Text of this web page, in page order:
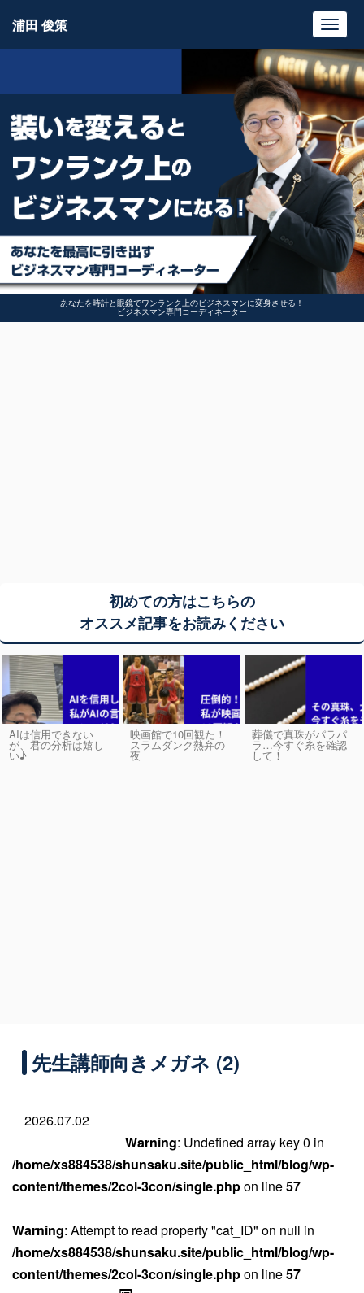
あなたを時計と眼鏡でワンランク上のビジネスマンに変身させる！
ビジネスマン専門コーディネーター
浦田 俊策
初めての方はこちらの
オススメ記事をお読みください
AIは信用できない
が、君の分析は嬉し
い♪
映画館で10回観た！
スラムダンク熱弁の
夜
葬儀で真珠がパラパ
ラ…今すぐ糸を確認
して！
先生講師向きメガネ (2)
2026.07.02
Warning: Undefined array key 0 in
/home/xs884538/shunsaku.site/public_html/blog/wp-
content/themes/2col-3con/single.phpon line57
Warning: Attempt to read property "cat_ID" on null in
/home/xs884538/shunsaku.site/public_html/blog/wp-
content/themes/2col-3con/single.phpon line57